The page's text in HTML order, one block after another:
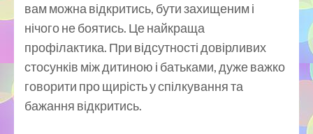
вам можна відкритись, бути захищеним і
нічого не боятись. Це найкраща
профілактика. При відсутності довірливих
стосунків між дитиною і батьками, дуже важко
говорити про щирість у спілкування та
бажання відкритись.